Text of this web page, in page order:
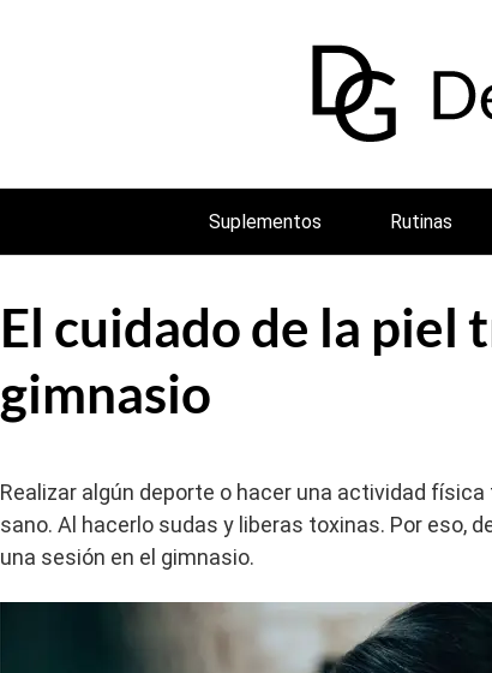
Suplementos Rutinas
El cuidado de la piel
gimnasio
Realizar algún deporte o hacer una actividad
sano. Al hacerlo sudas y liberas toxinas. Por eso,
una sesión en el gimnasio.